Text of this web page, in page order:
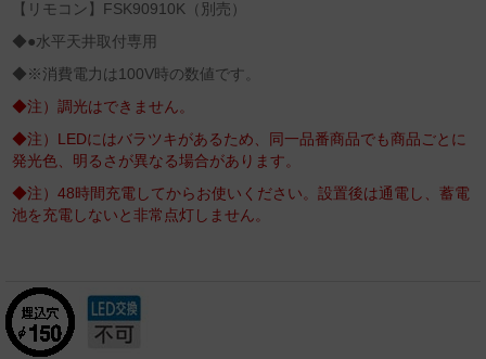
【リモコン】FSK90910K（別売）
◆●水平天井取付専用
◆※消費電力は100V時の数値です。
◆注）調光はできません。
◆注）LEDにはバラツキがあるため、同一品番商品でも商品ごとに
発光色、明るさが異なる場合があります。
◆注）48時間充電してからお使いください。設置後は通電し、蓄電
池を充電しないと非常点灯しません。